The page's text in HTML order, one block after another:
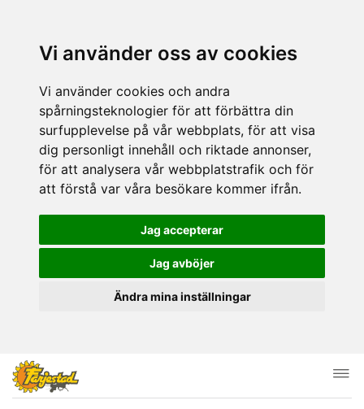
Vi använder oss av cookies
Vi använder cookies och andra
spårningsteknologier för att förbättra din
surfupplevelse på vår webbplats, för att visa
dig personligt innehåll och riktade annonser,
för att analysera vår webbplatstrafik och för
att förstå var våra besökare kommer ifrån.
Jag accepterar
Jag avböjer
Ändra mina inställningar